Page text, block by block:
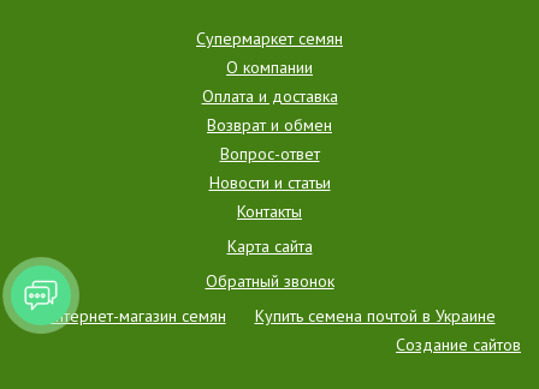
Супермаркет семян
О компании
Оплата и доставка
Возврат и обмен
Вопрос-ответ
Новости и статьи
Контакты
Карта сайта
Обратный звонок
Интернет-магазин семян
Купить семена почтой в Украине
Создание сайтов